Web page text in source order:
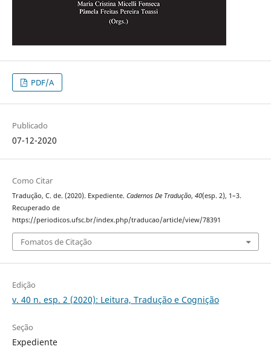
PDF/A
Publicado
07-12-2020
Como Citar
Tradução, C. de. (2020). Expediente. Cadernos De Tradução, 40(esp. 2), 1–3.
Recuperado de
https://periodicos.ufsc.br/index.php/traducao/article/view/78391
Fomatos de Citação
Edição
v. 40 n. esp. 2 (2020): Leitura, Tradução e Cognição
Seção
Expediente